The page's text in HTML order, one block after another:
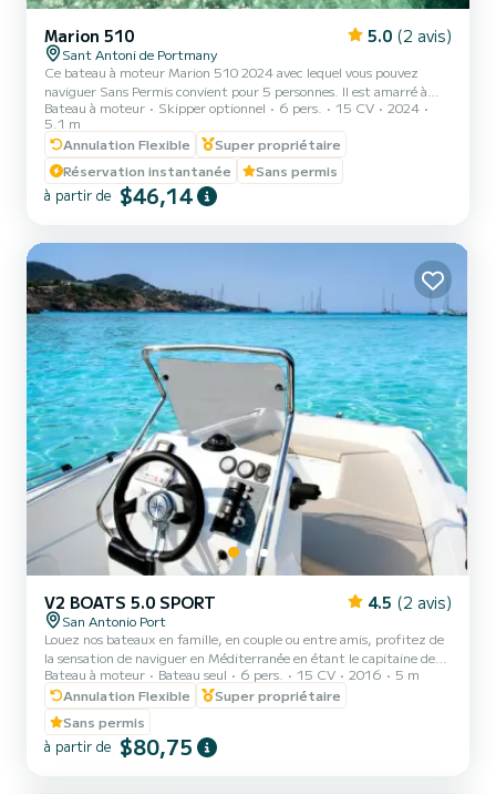
Marion 510 5.0 (2 avis)
Sant Antoni de Portmany
Ce bateau à moteur Marion 510 2024 avec lequel vous pouvez
naviguer Sans Permis convient pour 5 personnes. Il est amarré à
Sant Antoni de Portmany et disponible pour tous les clients à la
recherche d'un bateau avec des fonctionnalités PREMIUM. Le gaz
n'est pas inclus dans le prix, il est d'environ 40 € pour une excursion
d'une journée. br> br>Caractéristiques : - Année 2024 -
NAVIGUER SANS CARTE -Longueur 4,95 m -Capacité : 5
passagers -Moteur : 15 CV -Réservoir de carburant : 25l -
Bateau à moteur Skipper optionnel 6 pers. 15 CV
2024
5.1 m
Annulation Flexible
Super propriétaire
Réservation instantanée
Sans permis
à partir de $46,14
V2 BOATS 5.0 SPORT 4.5 (2 avis)
San Antonio Port
Louez nos bateaux en famille, en couple ou entre amis, profitez de
la sensation de naviguer en Méditerranée en étant le capitaine de
votre propre bateau et vivez une expérience inoubliable le long de
nos plus belles plages aux eaux cristallines. Vous pourrez admirer le
magnifique coucher de soleil à Ibiza. | Présentation d'une pièce
d'identité obligatoire (carte d'identité ou passeport). | Tous les
bateaux sont entièrement assurés et des gilets de sauvetage sont
Bateau à moteur Bateau seul 6 pers. 15 CV 2016
5 m
Annulation Flexible
Super propriétaire
Sans permis
à partir de $80,75